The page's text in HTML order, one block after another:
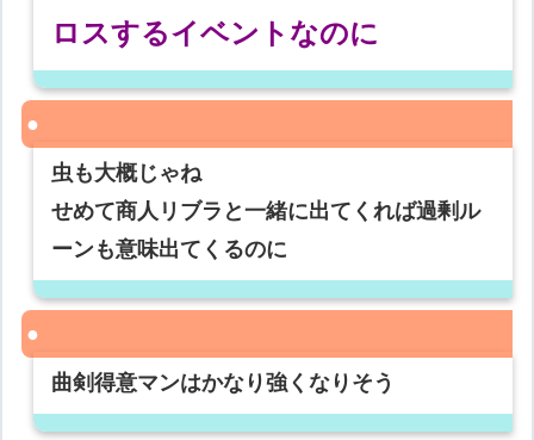
ロスするイベントなのに
虫も大概じゃね
せめて商人リブラと一緒に出てくれば過剰ル
ーンも意味出てくるのに
曲剣得意マンはかなり強くなりそう